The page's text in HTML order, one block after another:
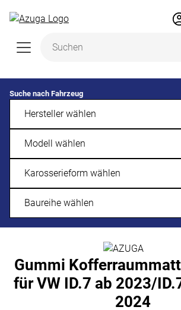
Suche nach Fahrzeug
Gummi
für VW ID.7 ab 2023/
2024